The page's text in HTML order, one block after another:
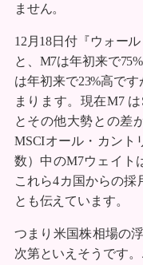
ません。
12月18日付『ウォー
と、M7は年初来で
は年初来で23%高で
まります。現在M7
とその他大勢との差
MSCIオール・カント
数）中のM7ウェイト
これら4カ国からの採
とも伝えています。
つまり米国株相場の
次第といえそうです